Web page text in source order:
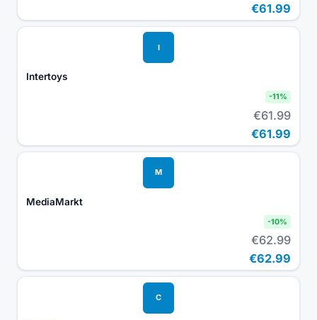
€61.99
I
Intertoys
-11%
€61.99
€61.99
M
MediaMarkt
-10%
€62.99
€62.99
C